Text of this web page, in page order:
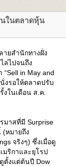
นในตลาดหุ้น
ยสำนักทางฝั่ง
ล่ไปจนถึง
in May and
งรอให้ตลาดปรับ
ในเดือน ส.ค.
มาสที่มี Surprise
หมายถึง
จริงๆ) ซึ่งเมื่อดู
มริกาและยุโรป
ตั้งแต่ต้นปี Dow